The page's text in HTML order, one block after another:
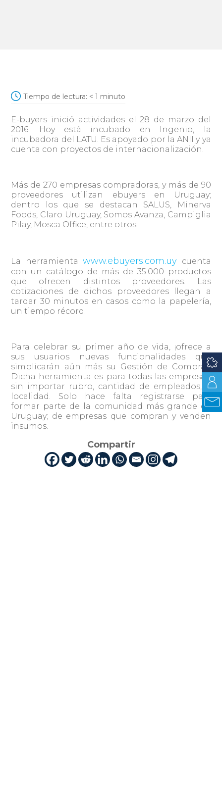
Tiempo de lectura: < 1 minuto
E-buyers inició actividades el 28 de marzo del
2016. Hoy está incubado en Ingenio, la
incubadora del LATU. Es apoyado por la ANII y ya
cuenta con proyectos de internacionalización.
Más de 270 empresas compradoras, y más de 90
proveedores utilizan ebuyers en Uruguay;
dentro los que se destacan SALUS, Minerva
Foods, Claro Uruguay, Somos Avanza, Campiglia
Pilay, Mosca Office, entre otros.
La herramientawww.ebuyers.com.uy cuenta
con un catálogo de más de 35.000 productos
que ofrecen distintos proveedores. Las
cotizaciones de dichos proveedores llegan a
tardar 30 minutos en casos como la papelería,
un tiempo récord.
Para celebrar su primer año de vida, ¡ofrece a
sus usuarios nuevas funcionalidades que
simplicarán aún más su Gestión de Compras.
Dicha herramienta es para todas las empresas,
sin importar rubro, cantidad de empleados, o
localidad. Solo hace falta registrarse para
formar parte de la comunidad más grande de
Uruguay; de empresas que compran y venden
insumos.
Compartir